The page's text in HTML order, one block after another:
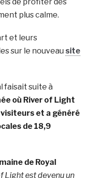
plus calme.
et leurs
sur le nouveau site
faisait suite à
où River of Light
et a généré
de 18,9
de Royal
Light est devenu un